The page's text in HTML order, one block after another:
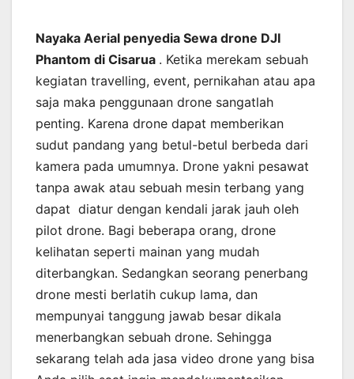
Nayaka Aerial penyedia Sewa drone DJI
Phantom di Cisarua . Ketika merekam sebuah
kegiatan travelling, event, pernikahan atau apa
saja maka penggunaan drone sangatlah
penting. Karena drone dapat memberikan
sudut pandang yang betul-betul berbeda dari
kamera pada umumnya. Drone yakni pesawat
tanpa awak atau sebuah mesin terbang yang
dapat diatur dengan kendali jarak jauh oleh
pilot drone. Bagi beberapa orang, drone
kelihatan seperti mainan yang mudah
diterbangkan. Sedangkan seorang penerbang
drone mesti berlatih cukup lama, dan
mempunyai tanggung jawab besar dikala
menerbangkan sebuah drone. Sehingga
sekarang telah ada jasa video drone yang bisa